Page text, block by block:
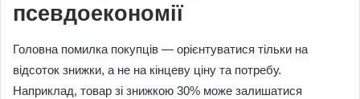
псевдоекономії
Головна помилка покупців — орієнтуватися тільки на
відсоток знижки, а не на кінцеву ціну та потребу.
Наприклад, товар зі знижкою 30% може залишатися